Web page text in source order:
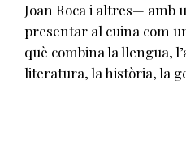
Joan Roca i altres— amb
presentar al cuina com
què combina la llengua,
literatura, la història, la